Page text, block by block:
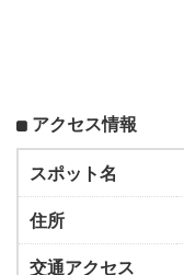
アクセス情報
スポット名
住所
交通アクセス